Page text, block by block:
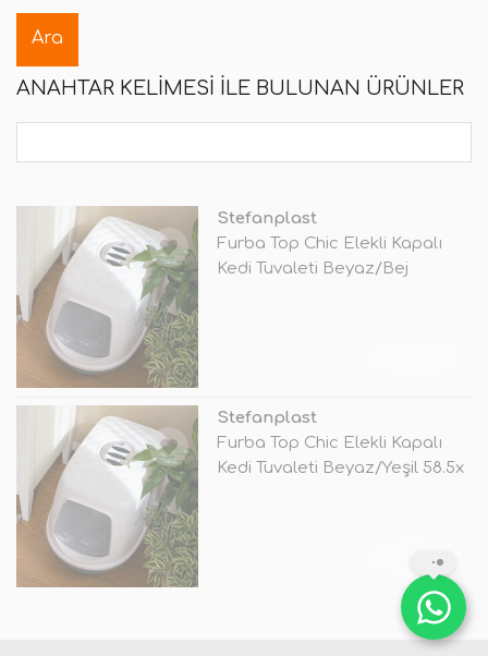
ANAHTAR KELIMESI ILE BULUNAN ÜRÜNLER
Stefanplast
Furba Top Chic Elekli Kapalı
Kedi Tuvaleti Beyaz/Bej
Stefanplast
Furba Top Chic Elekli Kapalı
Kedi Tuvaleti Beyaz/Yeşil 58.5x
TÜKENDİ